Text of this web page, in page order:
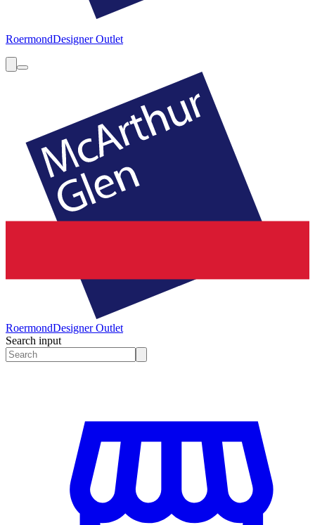
RoermondDesigner Outlet
RoermondDesigner Outlet
Search input